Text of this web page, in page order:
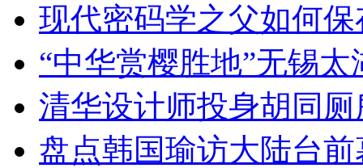
现代密码学之父如何
“中华赏樱胜地”无锡
清华设计师投身胡同
盘点韩国瑜访大陆台